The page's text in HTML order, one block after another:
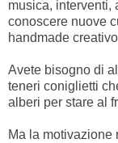
musica, interventi,
conoscere nuove
handmade
Avete bisogno di
teneri coniglietti
alberi per stare al
Ma la motivazione